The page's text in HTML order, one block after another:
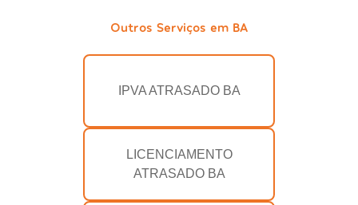
Outros Serviços em BA
IPVA ATRASADO BA
LICENCIAMENTO
ATRASADO BA